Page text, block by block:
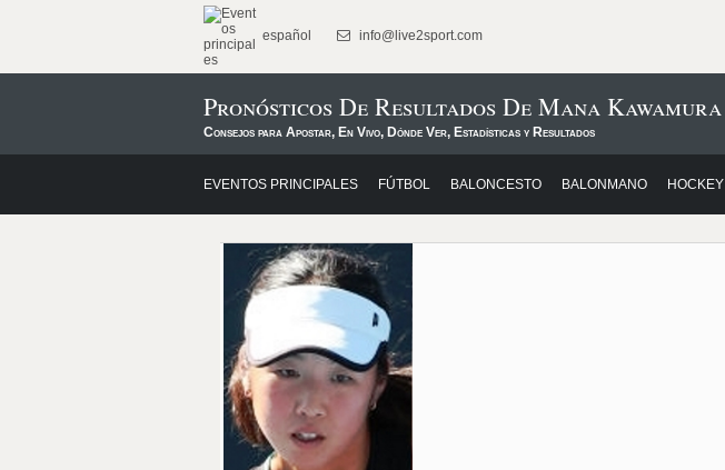
español info@live2sport.com
Pronósticos De Resultados De Mana Kawamura
Consejos para Apostar, En Vivo, Dónde Ver, Estadísticas y Resultados
EVENTOS PRINCIPALES FÚTBOL BALONCESTO BALONMANO HOCKEY